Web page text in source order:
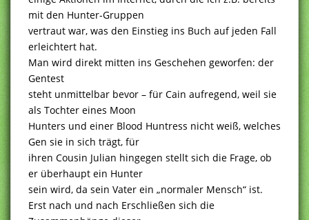
mit den Hunter-Gruppen
vertraut war, was den Einstieg ins Buch auf jeden Fall
erleichtert hat.
Man wird direkt mitten ins Geschehen geworfen: der
Gentest
steht unmittelbar bevor – für Cain aufregend, weil sie
als Tochter eines Moon
Hunters und einer Blood Huntress nicht weiß, welches
Gen sie in sich trägt, für
ihren Cousin Julian hingegen stellt sich die Frage, ob
er überhaupt ein Hunter
sein wird, da sein Vater ein „normaler Mensch“ ist.
Erst nach und nach Erschließen sich die